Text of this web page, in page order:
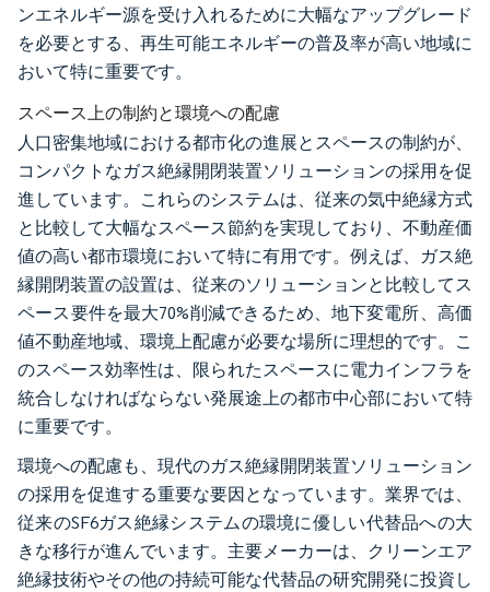
ンエネルギー源を受け入れるために大幅なアップグレード
を必要とする、再生可能エネルギーの普及率が高い地域に
おいて特に重要です。
スペース上の制約と環境への配慮
人口密集地域における都市化の進展とスペースの制約が、
コンパクトなガス絶縁開閉装置ソリューションの採用を促
進しています。これらのシステムは、従来の気中絶縁方式
と比較して大幅なスペース節約を実現しており、不動産価
値の高い都市環境において特に有用です。例えば、ガス絶
縁開閉装置の設置は、従来のソリューションと比較してス
ペース要件を最大70%削減できるため、地下変電所、高価
値不動産地域、環境上配慮が必要な場所に理想的です。こ
のスペース効率性は、限られたスペースに電力インフラを
統合しなければならない発展途上の都市中心部において特
に重要です。
環境への配慮も、現代のガス絶縁開閉装置ソリューション
の採用を促進する重要な要因となっています。業界では、
従来のSF6ガス絶縁システムの環境に優しい代替品への大
きな移行が進んでいます。主要メーカーは、クリーンエア
絶縁技術やその他の持続可能な代替品の研究開発に投資し